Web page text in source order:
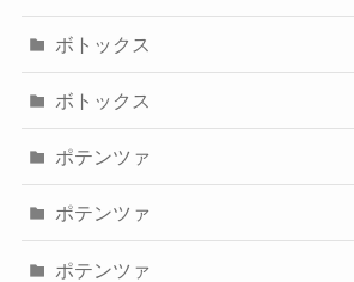
ボトックス
ボトックス
ポテンツァ
ポテンツァ
ポテンツァ